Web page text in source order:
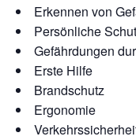
Erkennen von
Persönliche
Gefährdungen
Erste Hilfe
Brandschutz
Ergonomie